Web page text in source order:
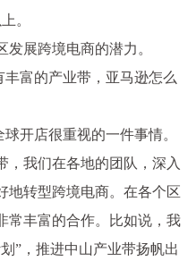
。
展跨境电商的潜力。
富的产业带，亚马逊怎么
开店很重视的一件事情。
，我们在各地的团队，深入
地转型跨境电商。在各个区
常丰富的合作。比如说，我
”，推进中山产业带扬帆出